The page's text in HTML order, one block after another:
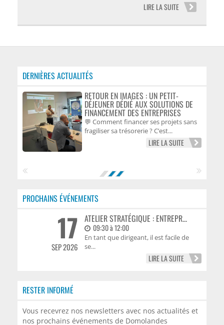
LIRE LA SUITE
DERNIÈRES ACTUALITÉS
RETOUR EN IMAGES : UN PETIT-
DÉJEUNER DÉDIÉ AUX SOLUTIONS DE
FINANCEMENT DES ENTREPRISES
💬 Comment financer ses projets sans
fragiliser sa trésorerie ? C’est...
LIRE LA SUITE
PROCHAINS ÉVÉNEMENTS
17
SEP 2026
ATELIER STRATÉGIQUE : ENTREPR...
09:30 à 12:00
En tant que dirigeant, il est facile de
se...
LIRE LA SUITE
RESTER INFORMÉ
Vous recevrez nos newsletters avec nos actualités et
nos prochains événements de Domolandes